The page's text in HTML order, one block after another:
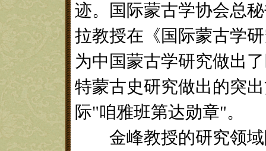
迹。国际蒙古学协会总
拉教授在《国际蒙古学
为中国蒙古学研究做出
特蒙古史研究做出的突
际"咱雅班第达勋章"。
金峰教授的研究领域